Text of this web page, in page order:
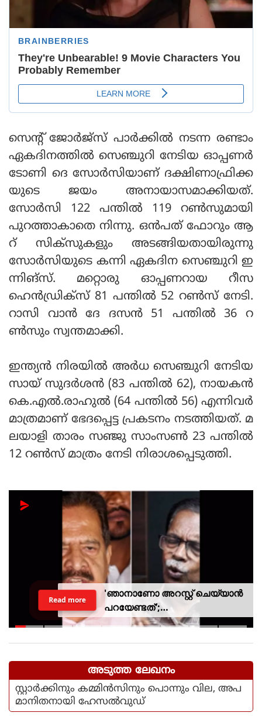
സെന്റ് ജോര്‍ജ്‌സ് പാര്‍ക്കില്‍ നടന്ന രണ്ടാം
ഏകദിനത്തില്‍ സെഞ്ചുറി നേടിയ ഓപ്പണര്‍
ടോണി ദെ സോര്‍സിയാണ് ദക്ഷിണാഫ്രിക്ക
യുടെ ജയം അനായാസമാക്കിയത്.
സോര്‍സി 122 പന്തില്‍ 119 റണ്‍സുമായി
പുറത്താകാതെ നിന്നു. ഒന്‍പത് ഫോറും ആ
റ് സിക്‌സുകളും അടങ്ങിയതായിരുന്നു
സോര്‍സിയുടെ കന്നി ഏകദിന സെഞ്ചുറി ഇ
ന്നിങ്‌സ്. മറ്റൊരു ഓപ്പണറായ റീസ
ഹെന്‍ഡ്രിക്‌സ് 81 പന്തില്‍ 52 റണ്‍സ് നേടി.
റാസി വാന്‍ ദേ ദസന്‍ 51 പന്തില്‍ 36 റ
ണ്‍സും സ്വന്തമാക്കി.
ഇന്ത്യന്‍ നിരയില്‍ അര്‍ധ സെഞ്ചുറി നേടിയ
സായ് സുദര്‍ശന്‍ (83 പന്തില്‍ 62), നായകന്‍
കെ.എല്‍.രാഹുല്‍ (64 പന്തില്‍ 56) എന്നിവര്‍
മാത്രമാണ് ഭേദപ്പെട്ട പ്രകടനം നടത്തിയത്. മ
ലയാളി താരം സഞ്ജു സാംസണ്‍ 23 പന്തില്‍
12 റണ്‍സ് മാത്രം നേടി നിരാശപ്പെടുത്തി.
'ഞാനാണോ അറസ്റ്റ് ചെയ്യാൻ
പറയേണ്ടത്';
ടി.ജി.മോഹൻദാസിനെതിരായ
Read more
അടുത്ത ലേഖനം
സ്റ്റാർക്കിനും കമ്മിൻസിനും പൊന്നും വില, അപ
മാനിതനായി ഹേസൽവുഡ്